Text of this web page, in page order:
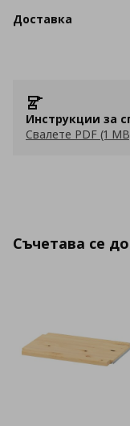
Доставка
Инструкции за
Свалете PDF (1
Съчетава се